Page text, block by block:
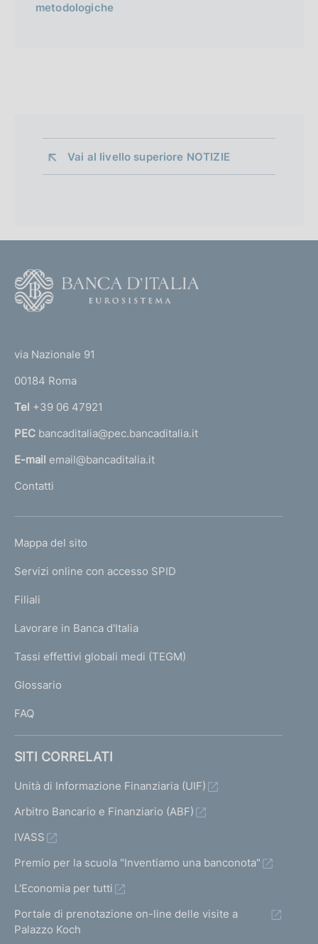
metodologiche
Vai al livello superiore NOTIZIE
r
n
a
l
'
m
e
a
g
via Nazionale 91
00184 Roma
Tel +39 06 47921
PEC bancaditalia@pec.bancaditalia.it
E-mail email@bancaditalia.it
Contatti
L
N
K
T
I
I
Mappa del sito
Servizi online con accesso SPID
Filiali
Lavorare in Banca d'Italia
Tassi effettivi globali medi (TEGM)
Glossario
FAQ
SITI CORRELATI
Unità di Informazione Finanziaria (UIF)
Arbitro Bancario e Finanziario (ABF)
IVASS
Premio per la scuola "Inventiamo una banconota"
L'Economia per tutti
Portale di prenotazione on-line delle visite a
Palazzo Koch